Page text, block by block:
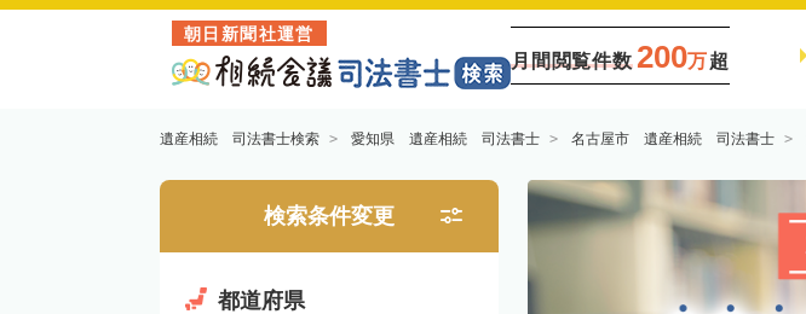
朝日新聞社運営
月間閲覧件数 200万超
遺産相続 司法書士検索 愛知県 遺産相続 司法書士 名古屋市 遺産相続 司法書士
検索条件変更
都道府県